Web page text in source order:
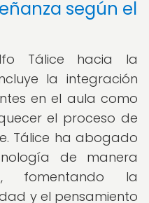
según el
Tálice hacia la
la integración
en el aula como
el proceso de
Tálice ha abogado
de manera
fomentando la
y el pensamiento